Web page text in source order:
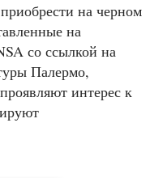
на черном
на
со ссылкой на
Палермо,
интерес к